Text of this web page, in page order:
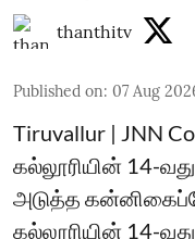
thanthitv
Published on: 07 Aug
Tiruvallur | JNN
கல்லூரியின் 14-
அடுத்த
கல்லூரியின் 14-வது